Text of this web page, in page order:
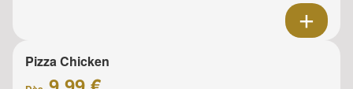
Pizza Chicken